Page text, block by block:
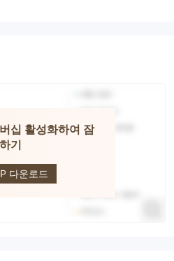
십 활성화하여 잠
기
다운로드